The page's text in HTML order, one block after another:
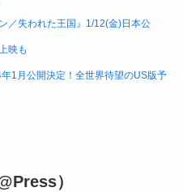
／失われた王国』1/12(金)日本公
映も
1月公開決定！全世界待望のUS版予
）